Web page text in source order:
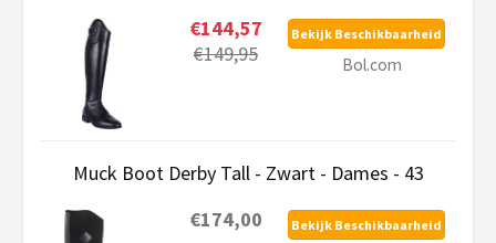
€144,57
€149,95
Bekijk Beschikbaarheid
Bol.com
Muck Boot Derby Tall - Zwart - Dames - 43
€174,00
Bekijk Beschikbaarheid